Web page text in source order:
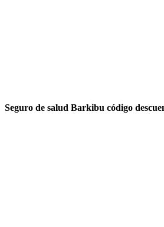
Seguro de salud Barkibu código